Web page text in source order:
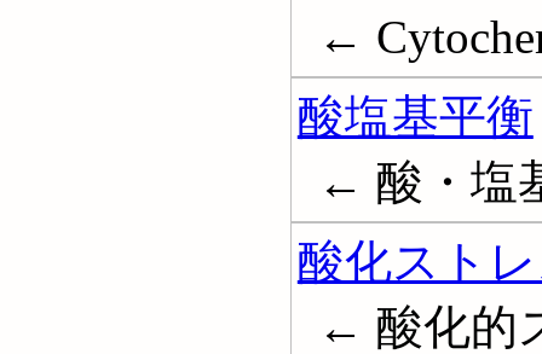
←
酸塩基平衡
← 酸・塩
酸化スト
← 酸化的